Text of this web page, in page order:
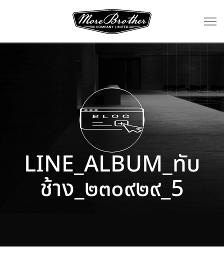
LINE_ALBUM_ทับ
ช้าง_๒๓๐๙๒๙_5